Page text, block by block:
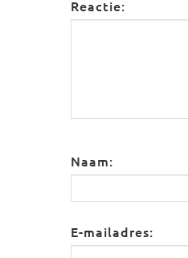
Reactie:
Naam:
E-mailadres: